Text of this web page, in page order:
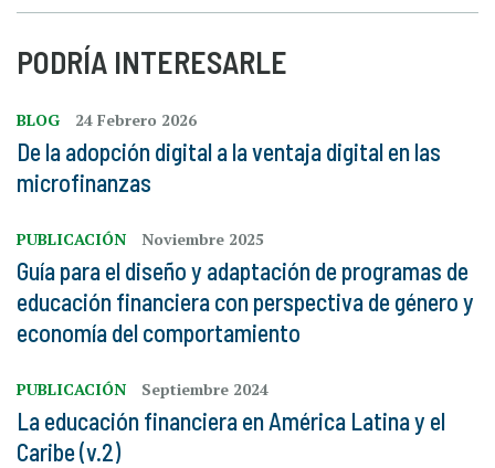
PODRÍA INTERESARLE
BLOG 24 Febrero 2026
De la adopción digital a la ventaja digital en las
microfinanzas
PUBLICACIÓN Noviembre 2025
Guía para el diseño y adaptación de programas de
educación financiera con perspectiva de género y
economía del comportamiento
PUBLICACIÓN Septiembre 2024
La educación financiera en América Latina y el
Caribe (v.2)